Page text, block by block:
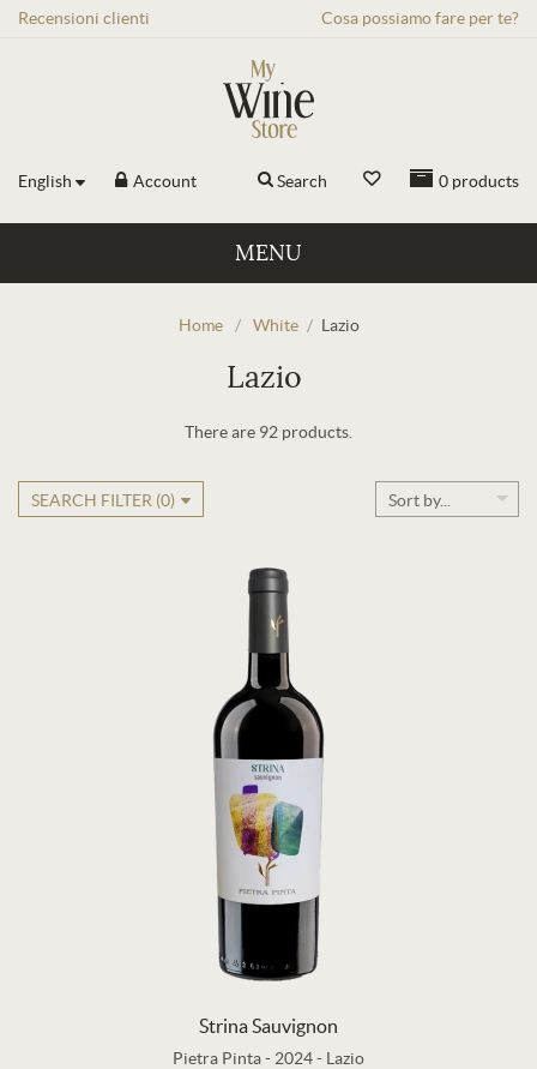
Recensioni clienti Cosa possiamo fare per te?
English Account 0 products
Search
MENU
Home / White / Lazio
Lazio
There are 92 products.
SEARCH FILTER (0) Sort by...
Strina Sauvignon
Pietra Pinta- 2024- Lazio